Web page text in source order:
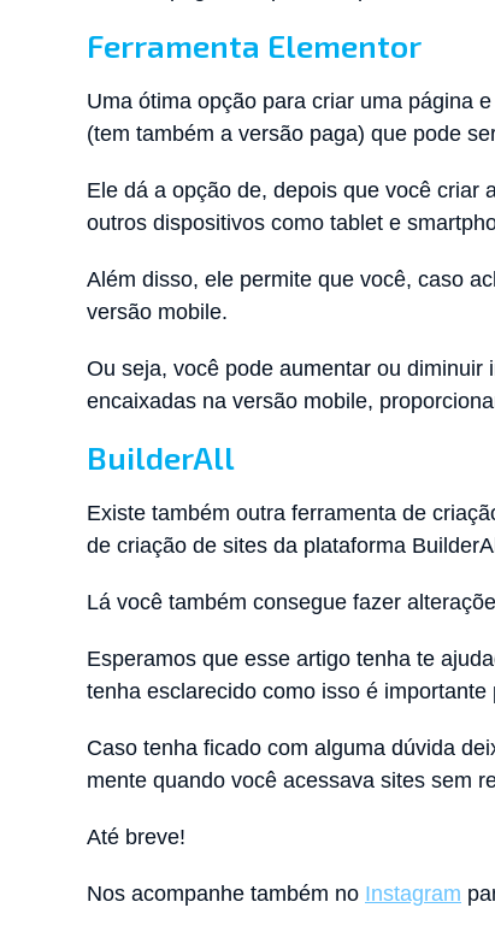
Ferramenta Elementor
Uma ótima opção para criar uma página
(tem também a versão paga) que pode
Ele dá a opção de, depois que você criar
outros dispositivos como tablet e
Além disso, ele permite que você, caso
versão mobile.
Ou seja, você pode aumentar ou
encaixadas na versão mobile,
BuilderAll
Existe também outra ferramenta de
de criação de sites da plataforma
Lá você também consegue fazer
Esperamos que esse artigo tenha te
tenha esclarecido como isso é
Caso tenha ficado com alguma dúvida
mente quando você acessava sites sem
Até breve!
Nos acompanhe também no Instagram